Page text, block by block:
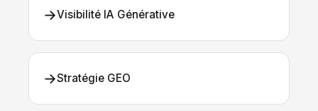
→Visibilité IA Générative
→Stratégie GEO